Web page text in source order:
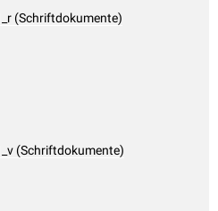
(Schriftdokumente)
(Schriftdokumente)